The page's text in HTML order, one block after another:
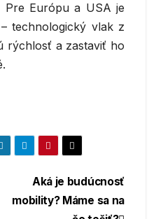
Pre Európu a USA je
technologický vlak z
rýchlosť a zastaviť ho
Aká je budúcnosť
mobility? Máme sa na